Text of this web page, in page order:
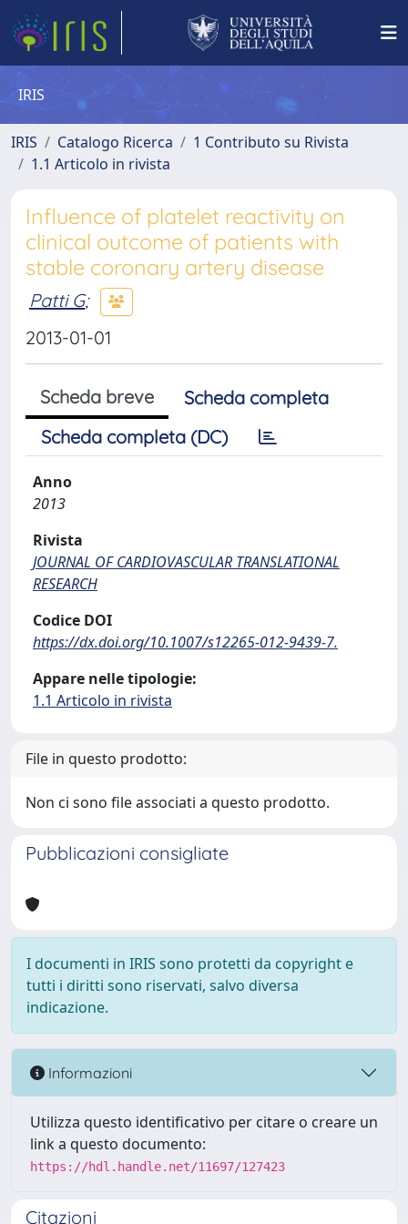
IRIS
IRIS Catalogo Ricerca
1 Contributo su Rivista
1.1 Articolo in rivista
Influence of platelet reactivity on
clinical outcome of patients with
stable coronary artery disease
Patti G;
2013-01-01
Scheda breve
Scheda completa
Scheda completa (DC)
Anno
2013
Rivista
JOURNAL OF CARDIOVASCULAR TRANSLATIONAL
RESEARCH
Codice DOI
https://dx.doi.org/10.1007/s12265-012-9439-7.
Appare nelle tipologie:
1.1 Articolo in rivista
File in questo prodotto:
Non ci sono file associati a questo prodotto.
Pubblicazioni consigliate
I documenti in IRIS sono protetti da copyright e
tutti i diritti sono riservati, salvo diversa
indicazione.
Informazioni
Utilizza questo identificativo per citare o creare un
link a questo documento:
https://hdl.handle.net/11697/127423
Citazioni